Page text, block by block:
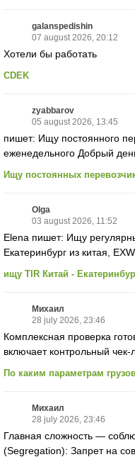
galanspedishin
07 august 2026, 20:12
Хотели бы работать
CDEK
zyabbarov
05 august 2026, 13:45
пишет: Ищу постоянного
еженедельного Добрый
Ищу постоянных
Olga
03 august 2026, 11:52
Elena пишет: Ищу
Екатеринбург из китая, EXW
ищу TIR Китай -
Михаил
28 july 2026, 23:46
Комплексная проверка
включает контрольный чек-
По каким параметрам
Михаил
28 july 2026, 23:46
Главная сложность —
(Segregation): Запрет на